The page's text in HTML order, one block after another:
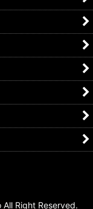
Right Reserved.